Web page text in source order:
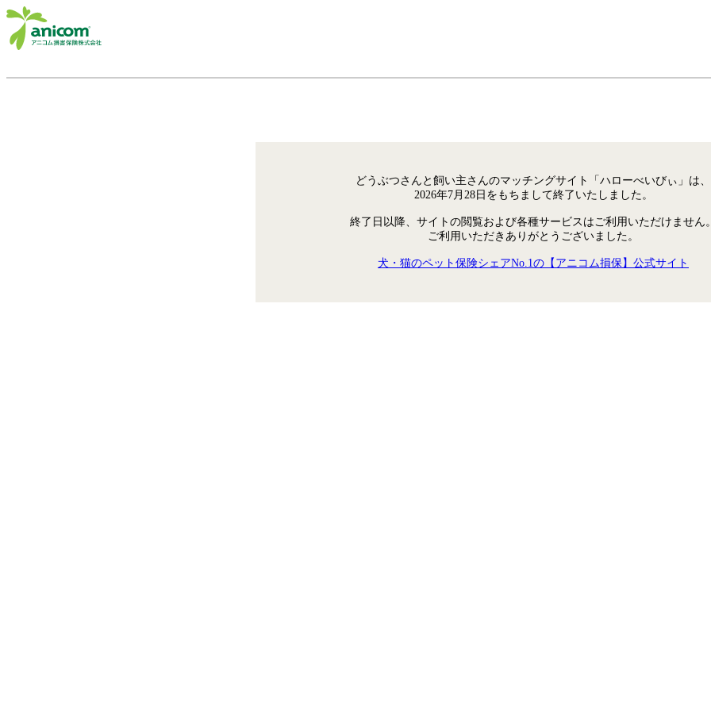
どうぶつさんと飼い主さんのマッチングサイト「ハローべいびぃ」は、
2026年7月28日をもちまして終了いたしました。
終了日以降、サイトの閲覧および各種サービスはご利用いただけません
ご利用いただきありがとうございました。
犬・猫のペット保険シェアNo.1の【アニコム損保】公式サイト